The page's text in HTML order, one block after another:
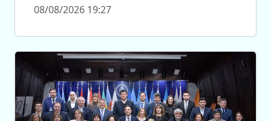
08/08/2026 19:27